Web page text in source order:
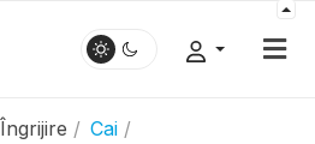
Îngrijire
Cai